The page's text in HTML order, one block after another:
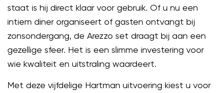
staat is hij direct klaar voor gebruik. Of u nu een
intiem diner organiseert of gasten ontvangt bij
zonsondergang, de Arezzo set draagt bij aan een
gezellige sfeer. Het is een slimme investering voor
wie kwaliteit en uitstraling waardeert.
Met deze vijfdelige Hartman uitvoering kiest u voor